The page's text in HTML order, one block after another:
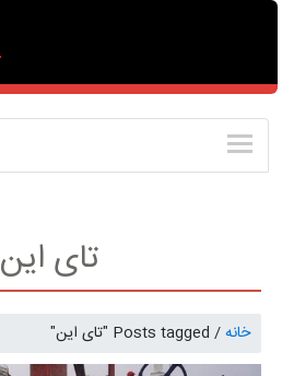
تای این
خانه/ Posts tagged "تای این"